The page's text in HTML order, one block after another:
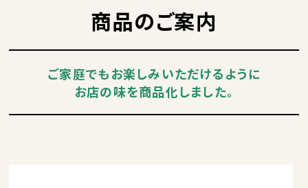
商品のご案内
ご家庭でもお楽しみいただけるように
お店の味を商品化しました。